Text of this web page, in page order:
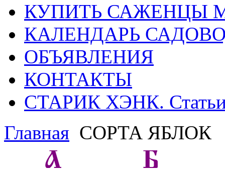
КУПИТЬ САЖЕНЦЫ
КАЛЕНДАРЬ
ОБЪЯВЛЕНИЯ
КОНТАКТЫ
СТАРИК ХЭНК.
Главная CОРТА ЯБЛОК